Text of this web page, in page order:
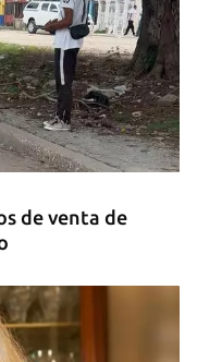
de venta de